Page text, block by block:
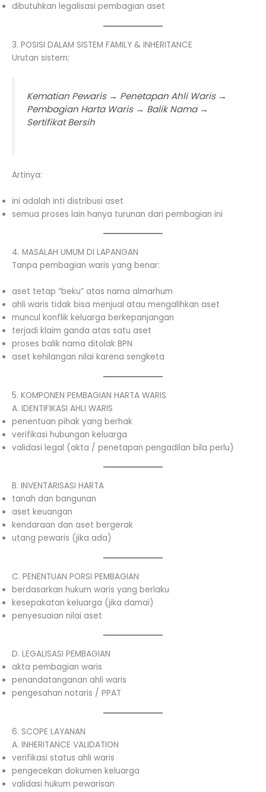
dibutuhkan legalisasi pembagian aset
3. POSISI DALAM SISTEM FAMILY & INHERITANCE
Urutan sistem:
Kematian Pewaris → Penetapan Ahli Waris →
Pembagian Harta Waris → Balik Nama →
Sertifikat Bersih
Artinya:
ini adalah inti distribusi aset
semua proses lain hanya turunan dari pembagian ini
4. MASALAH UMUM DI LAPANGAN
Tanpa pembagian waris yang benar:
aset tetap “beku” atas nama almarhum
ahli waris tidak bisa menjual atau mengalihkan aset
muncul konflik keluarga berkepanjangan
terjadi klaim ganda atas satu aset
proses balik nama ditolak BPN
aset kehilangan nilai karena sengketa
5. KOMPONEN PEMBAGIAN HARTA WARIS
A. IDENTIFIKASI AHLI WARIS
penentuan pihak yang berhak
verifikasi hubungan keluarga
validasi legal (akta / penetapan pengadilan bila perlu)
B. INVENTARISASI HARTA
tanah dan bangunan
aset keuangan
kendaraan dan aset bergerak
utang pewaris (jika ada)
C. PENENTUAN PORSI PEMBAGIAN
berdasarkan hukum waris yang berlaku
kesepakatan keluarga (jika damai)
penyesuaian nilai aset
D. LEGALISASI PEMBAGIAN
akta pembagian waris
penandatanganan ahli waris
pengesahan notaris / PPAT
6. SCOPE LAYANAN
A. INHERITANCE VALIDATION
verifikasi status ahli waris
pengecekan dokumen keluarga
validasi hukum pewarisan